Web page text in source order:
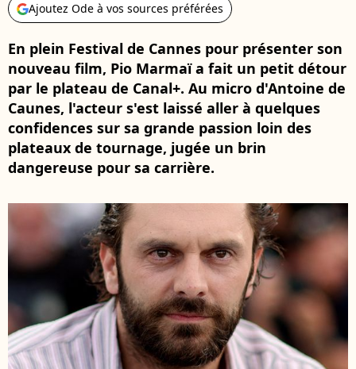
Ajoutez Ode à vos sources préférées
En plein Festival de Cannes pour présenter son
nouveau film, Pio Marmaï a fait un petit détour
par le plateau de Canal+. Au micro d'Antoine de
Caunes, l'acteur s'est laissé aller à quelques
confidences sur sa grande passion loin des
plateaux de tournage, jugée un brin
dangereuse pour sa carrière.